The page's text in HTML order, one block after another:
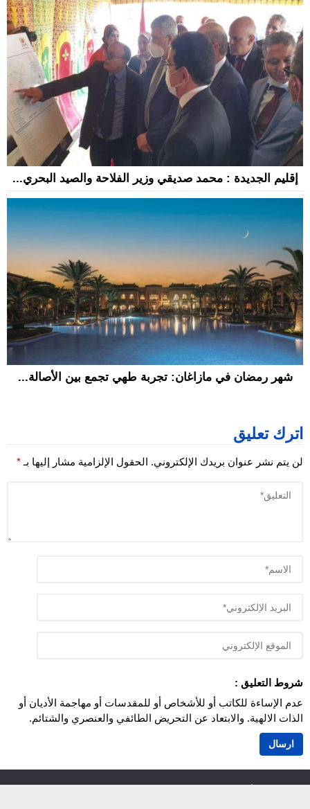
إقليم الجديدة : محمد صديقي وزير الفلاحة والصيد البحري...
شهر رمضان في مازاغان: تجربة طهي تجمع بين الأصالة...
اترك تعليق
لن يتم نشر عنوان بريدك الإلكتروني. الحقول الإلزامية مشار إليها بـ *
شروط التعليق :
عدم الإساءة للكاتب أو للأشخاص أو للمقدسات أو مهاجمة الأديان أو
الذات الالهية. والابتعاد عن التحريض الطائفي والعنصري والشتائم.